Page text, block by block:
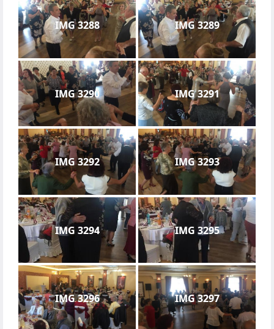
IMG 3288 IMG 3289
IMG 3290 IMG 3291
IMG 3292 IMG 3293
IMG 3294 IMG 3295
IMG 3296 IMG 3297